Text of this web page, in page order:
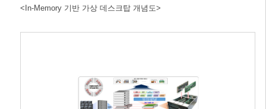
<In-Memory 기반 가상 데스크탑 개념도>